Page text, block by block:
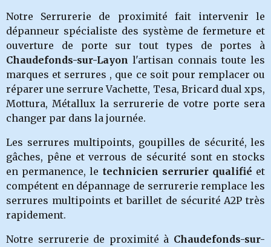
Notre Serrurerie de proximité fait intervenir le
dépanneur spécialiste des système de fermeture et
ouverture de porte sur tout types de portes à
Chaudefonds-sur-Layon l'artisan connais toute les
marques et serrures , que ce soit pour remplacer ou
réparer une serrure Vachette, Tesa, Bricard dual xps,
Mottura, Métallux la serrurerie de votre porte sera
changer par dans la journée.
Les serrures multipoints, goupilles de sécurité, les
gâches, pêne et verrous de sécurité sont en stocks
en permanence, le technicien serrurier qualifié et
compétent en dépannage de serrurerie remplace les
serrures multipoints et barillet de sécurité A2P très
rapidement.
Notre serrurerie de proximité à Chaudefonds-sur-